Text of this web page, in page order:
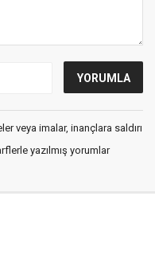
veya imalar, inançlara saldırı
yazılmış yorumlar